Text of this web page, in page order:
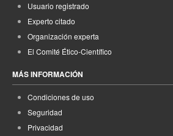
Usuario registrado
Experto citado
Organización experta
El Comité Ético-Científico
MÁS INFORMACIÓN
Condiciones de uso
Seguridad
Privacidad